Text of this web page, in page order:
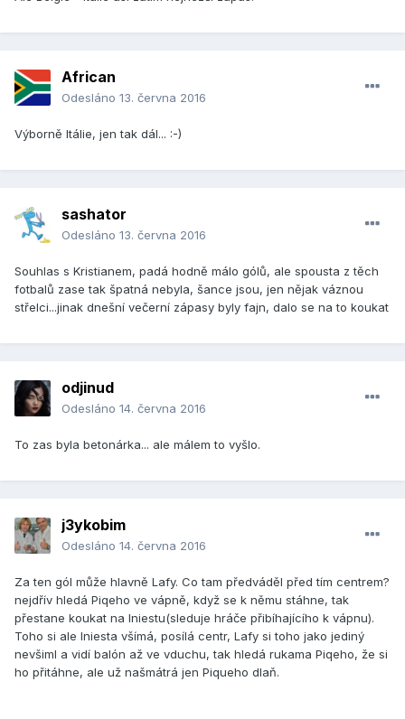
African
Odesláno 13. června 2016
Výborně Itálie, jen tak dál... :-)
sashator
Odesláno 13. června 2016
Souhlas s Kristianem, padá hodně málo gólů, ale spousta z těch
fotbalů zase tak špatná nebyla, šance jsou, jen nějak váznou
střelci...jinak dnešní večerní zápasy byly fajn, dalo se na to koukat
odjinud
Odesláno 14. června 2016
To zas byla betonárka... ale málem to vyšlo.
j3ykobim
Odesláno 14. června 2016
Za ten gól může hlavně Lafy. Co tam předváděl před tím centrem?
nejdřív hledá Piqeho ve vápně, když se k němu stáhne, tak
přestane koukat na Iniestu(sleduje hráče přibíhajícího k vápnu).
Toho si ale Iniesta všímá, posílá centr, Lafy si toho jako jediný
nevšiml a vidí balón až ve vduchu, tak hledá rukama Piqeho, že si
ho přitáhne, ale už našmátrá jen Piqueho dlaň.